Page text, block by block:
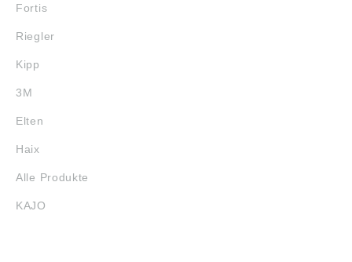
Fortis
Riegler
Kipp
3M
Elten
Haix
Alle Produkte
KAJO